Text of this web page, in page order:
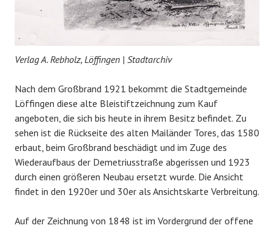
Verlag A. Rebholz, Löffingen | Stadtarchiv
Nach dem Großbrand 1921 bekommt die Stadtgemeinde
Löffingen diese alte Bleistiftzeichnung zum Kauf
angeboten, die sich bis heute in ihrem Besitz befindet. Zu
sehen ist die Rückseite des alten Mailänder Tores, das 1580
erbaut, beim Großbrand beschädigt und im Zuge des
Wiederaufbaus der Demetriusstraße abgerissen und 1923
durch einen größeren Neubau ersetzt wurde. Die Ansicht
findet in den 1920er und 30er als Ansichtskarte Verbreitung.
Auf der Zeichnung von 1848 ist im Vordergrund der offene